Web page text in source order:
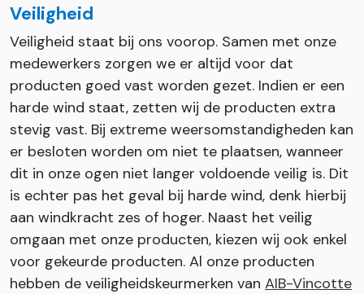
Veiligheid
Veiligheid staat bij ons voorop. Samen met onze
medewerkers zorgen we er altijd voor dat
producten goed vast worden gezet. Indien er een
harde wind staat, zetten wij de producten extra
stevig vast. Bij extreme weersomstandigheden kan
er besloten worden om niet te plaatsen, wanneer
dit in onze ogen niet langer voldoende veilig is. Dit
is echter pas het geval bij harde wind, denk hierbij
aan windkracht zes of hoger. Naast het veilig
omgaan met onze producten, kiezen wij ook enkel
voor gekeurde producten. Al onze producten
hebben de veiligheidskeurmerken van AIB-Vincotte